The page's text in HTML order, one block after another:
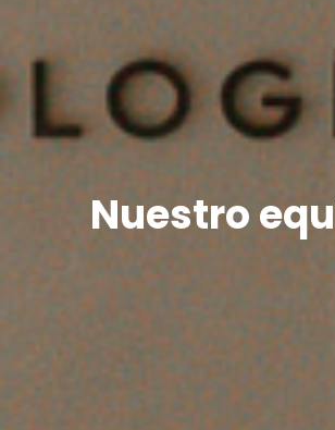
Nuestro